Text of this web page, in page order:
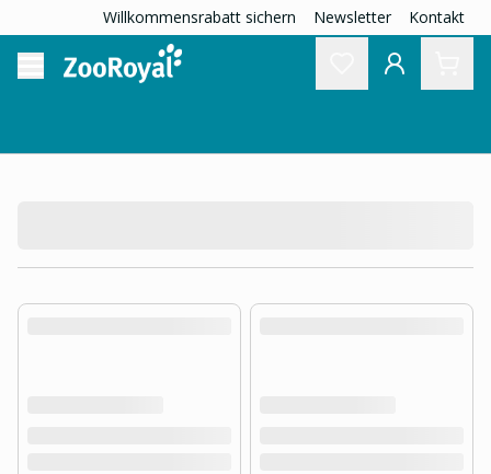
Willkommensrabatt sichern Newsletter Kontakt